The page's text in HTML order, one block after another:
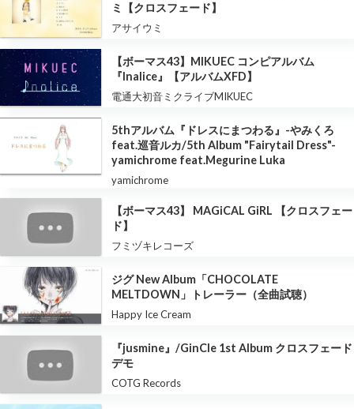
ミ【クロスフェード】
アサイウミ
【ボーマス43】MIKUEC コンピアルバム
『Inalice』【アルバムXFD】
電通大初音ミクライブMIKUEC
5thアルバム『ドレスにまつわる』-やみくろ
feat.巡音ルカ/5th Album "Fairytail Dress"-
yamichrome feat.Megurine Luka
yamichrome
【ボーマス43】 MAGiCAL GiRL 【クロスフェー
ド】
フミヅキレコーズ
ジグ New Album「CHOCOLATE
MELTDOWN」トレーラー（全曲試聴）
Happy Ice Cream
『jusmine』/GinCle 1st Album クロスフェード
デモ
COTG Records